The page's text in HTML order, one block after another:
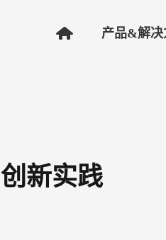
产品&解决
新实践